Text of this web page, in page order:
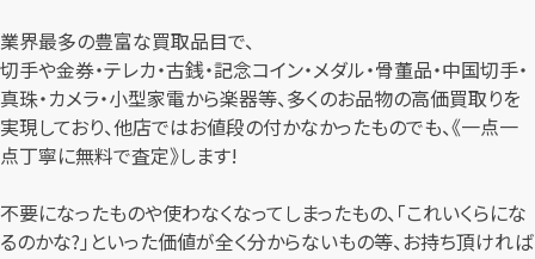
業界最多の豊富な買取品目で、
切手や金券・テレカ・古銭・記念コイン・メダル・骨董品・中国切手・
真珠・カメラ・小型家電から楽器等、多くのお品物の高価買取りを
実現しており、他店ではお値段の付かなかったものでも、《一点一
点丁寧に無料で査定》します!
不要になったものや使わなくなってしまったもの、「これいくらにな
るのかな?」といった価値が全く分からないもの等、お持ち頂ければ